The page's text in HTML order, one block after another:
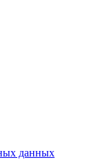
данных